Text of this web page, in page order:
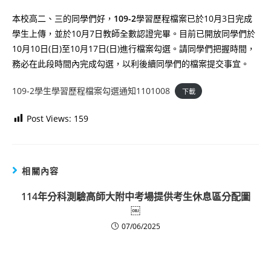
本校高二、三的同學們好， 109-2學習歷程檔案已於10月3日完成
學生上傳，並於10月7日教師全數認證完畢。目前已開放同學們於
10月10日(日)至10月17日(日)進行檔案勾選。請同學們把握時間，
務必在此段時間內完成勾選，以利後續同學們的檔案提交事宜。
109-2學生學習歷程檔案勾選通知1101008 下載
Post Views: 159
相關內容
114年分科測驗高師大附中考場提供考生休息區分配圖
￼
07/06/2025